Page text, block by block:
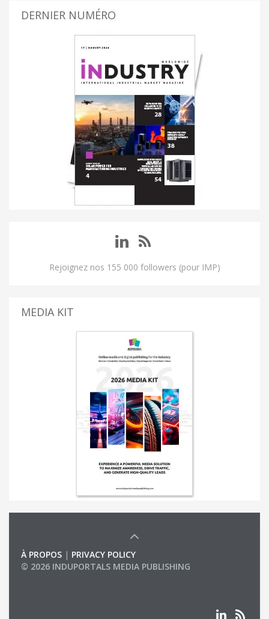
DERNIER NUMÉRO
Rejoignez nos 155 000 followers (pour IMP)
MEDIA KIT
À PROPOS | PRIVACY POLICY
© 2026 INDUPORTALS MEDIA PUBLISHING